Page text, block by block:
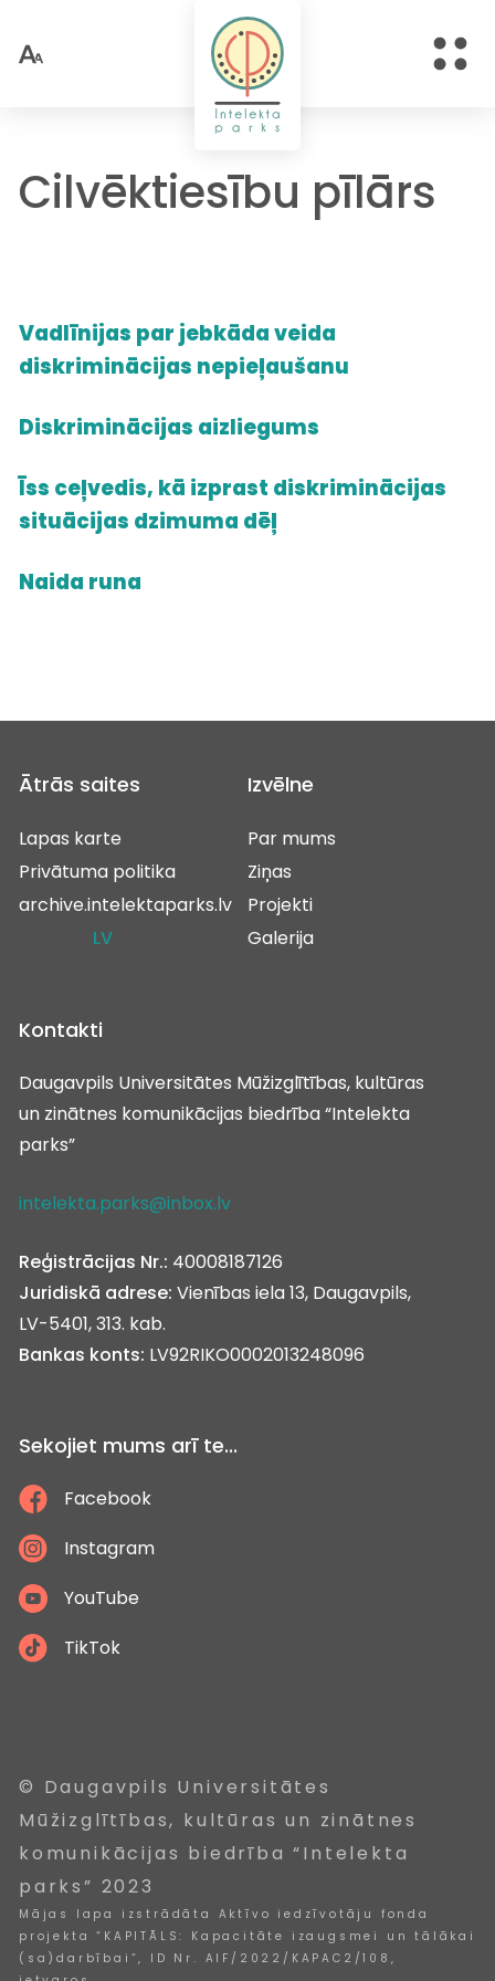
Cilvēktiesību pīlārs
Vadlīnijas par jebkāda veida
diskriminācijas nepieļaušanu
Diskriminācijas aizliegums
Īss ceļvedis, kā izprast diskriminācijas
situācijas dzimuma dēļ
Naida runa
Ātrās saites
Lapas karte
Privātuma politika
archive.intelektaparks.lv
LV
Izvēlne
Par mums
Ziņas
Projekti
Galerija
Kontakti
Daugavpils Universitātes Mūžizglītības, kultūras
un zinātnes komunikācijas biedrība “Intelekta
parks”
intelekta.parks@inbox.lv
Reģistrācijas Nr.: 40008187126
Juridiskā adrese: Vienības iela 13, Daugavpils,
LV-5401, 313. kab.
Bankas konts: LV92RIKO0002013248096
Sekojiet mums arī te...
Facebook
Instagram
YouTube
TikTok
© Daugavpils Universitātes
Mūžizglītības, kultūras un zinātnes
komunikācijas biedrība “Intelekta
parks” 2023
Mājas lapa izstrādāta Aktīvo iedzīvotāju fonda
projekta “KAPITĀLS: Kapacitāte izaugsmei un tālākai
(sa)darbībai”, ID Nr. AIF/2022/KAPAC2/108,